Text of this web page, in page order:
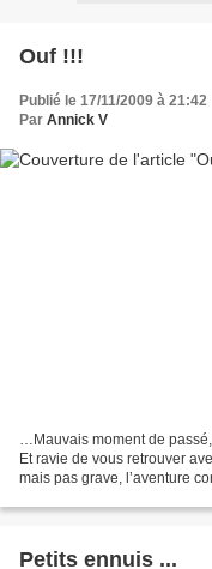
Ouf !!!
Publié le 17/11/2009 à 21:42
Par Annick V
…Mauvais moment de
Et ravie de vous retrouver
mais pas grave, l’aventure
Petits ennuis ...